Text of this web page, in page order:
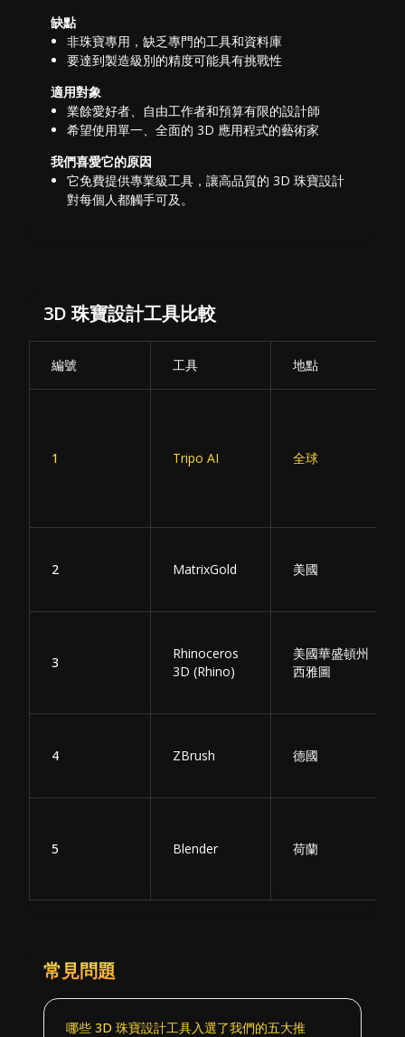
缺點
非珠寶專用，缺乏專門的工具和資料庫
要達到製造級別的精度可能具有挑戰性
適用對象
業餘愛好者、自由工作者和預算有限的設計師
希望使用單一、全面的 3D 應用程式的藝術家
我們喜愛它的原因
它免費提供專業級工具，讓高品質的 3D 珠寶設計
對每個人都觸手可及。
3D 珠寶設計工具比較
編號 工具 地點
1 Tripo AI 全球
2 MatrixGold 美國
3
Rhinoceros
3D (Rhino)
美國華盛頓州
西雅圖
4 ZBrush 德國
5 Blender 荷蘭
常見問題
哪些 3D 珠寶設計工具入選了我們的五大推